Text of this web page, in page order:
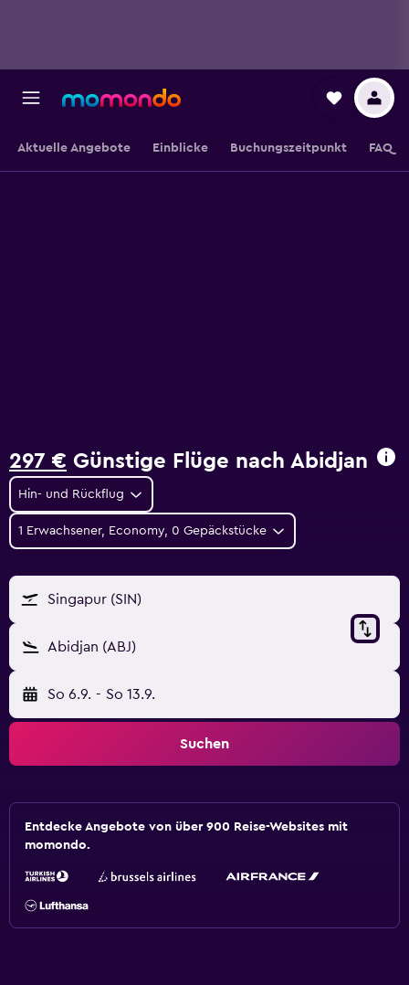
Aktuelle Angebote Einblicke Buchungszeitpunkt FAQ
297 € Günstige Flüge nach Abidjan
Hin- und Rückflug
1 Erwachsener, Economy, 0 Gepäckstücke
Singapur (SIN)
Abidjan (ABJ)
So 6.9. - So 13.9.
Suchen
Entdecke Angebote von über 900 Reise-Websites mit
momondo.